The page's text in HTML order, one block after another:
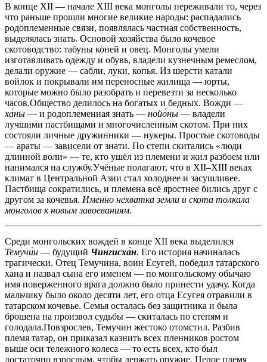
В конце XII — начале XIII века монголы переживали то, через
что раньше прошли многие великие народы: распадались
родоплеменные связи, появлялась частная собственность,
выделялась знать. Основой хозяйства было кочевое
скотоводство: табуны коней и овец. Монголы умели
изготавливать одежду и обувь, владели кузнечным ремеслом,
делали оружие — сабли, луки, копья. Из шерсти катали
войлок и покрывали им переносные жилища — юрты,
которые можно было разобрать и перевезти за несколько
часов.Общество делилось на богатых и бедных. Вожди —
ха́ны — и родоплеменная знать — нойо́ны — владели
лучшими пастбищами и многочисленным скотом. При них
состояли личные дружинники — нукеры. Простые скотоводы
— араты — зависели от знати. По степи скитались «люди
длинной воли» — те, кто ушёл из племени и жил разбоем или
нанимался на службу.Учёные полагают, что в XII–XIII веках
климат в Центральной Азии стал холоднее и засушливее.
Пастбища сократились, и племена всё яростнее бились друг с
другом за кочевья. Именно нехватка земли и скота толкала
монголов к новым завоеваниям.
Среди монгольских вождей в конце XII века выделился
Темучи́н — будущий Чингисха́н. Его история начиналась
трагически. Отец Темучина, воин Есугей, победил татарского
хана и назвал сына его именем — по монгольскому обычаю
имя поверженного врага должно было принести удачу. Когда
мальчику было около десяти лет, его отца Есугея отравили в
татарском кочевье. Семья осталась без защитника и была
брошена на произвол судьбы — скиталась по степям и
голодала.Повзрослев, Темучин жестоко отомстил. Разбив
племя татар, он приказал казнить всех пленников ростом
выше оси тележного колеса — то есть всех, кто был
достаточно взрослым, чтобы держать оружие. Целое племя